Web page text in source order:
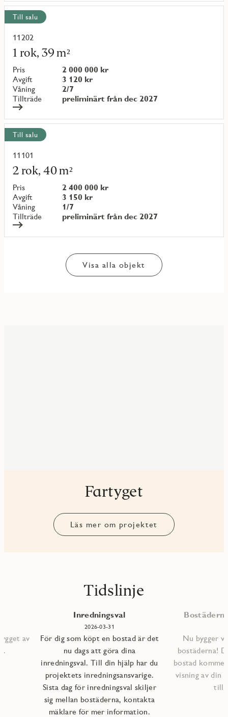
Till salu
11202
1 rok, 39 m²
Pris
2 000 000 kr
Avgift
3 120 kr
Våning
2/7
Tillträde
preliminärt från dec 2027
Läs
mer
om
objekt
{objectNumber}
Till salu
11101
2 rok, 40 m²
Pris
2 400 000 kr
Avgift
3 150 kr
Våning
1/7
Tillträde
preliminärt från dec 2027
Läs
mer
om
objekt
{objectNumber}
Visa alla objekt
Fartyget
Läs mer om projektet
Tidslinje
av
Inredningsval
2026-03-31
För dig som köpt en bostad är det
nu dags att göra dina
inredningsval. Till din hjälp har du
projektets inredningsansvarige.
Sista dag för inredningsval skiljer
sig mellan bostäderna, kontakta
mäklare för mer information.
Nu bygger
bostäderna!
bostad
visning av din